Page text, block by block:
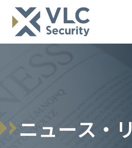
ニュース ・ リ